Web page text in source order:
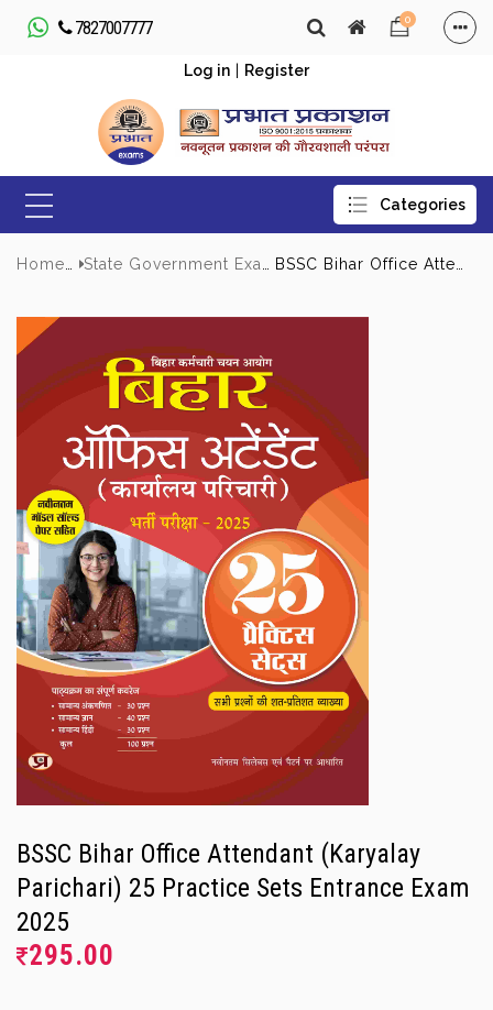
7827007777 0
Log in Register
BSSC Bihar Office Attendant (Karyalay
Parichari) 25 Practice Sets Entrance Exam
2025
295.00